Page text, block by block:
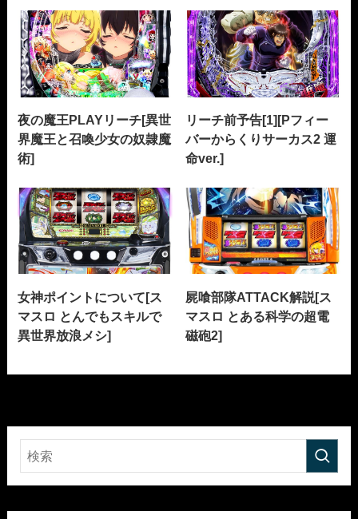
夜の魔王PLAYリーチ[異世
界魔王と召喚少女の奴隷魔
術]
リーチ前予告[1][Pフィー
バーからくりサーカス2 運
命ver.]
女神ポイントについて[ス
マスロ とんでもスキルで
異世界放浪メシ]
屍喰部隊ATTACK解説[ス
マスロ とある科学の超電
磁砲2]